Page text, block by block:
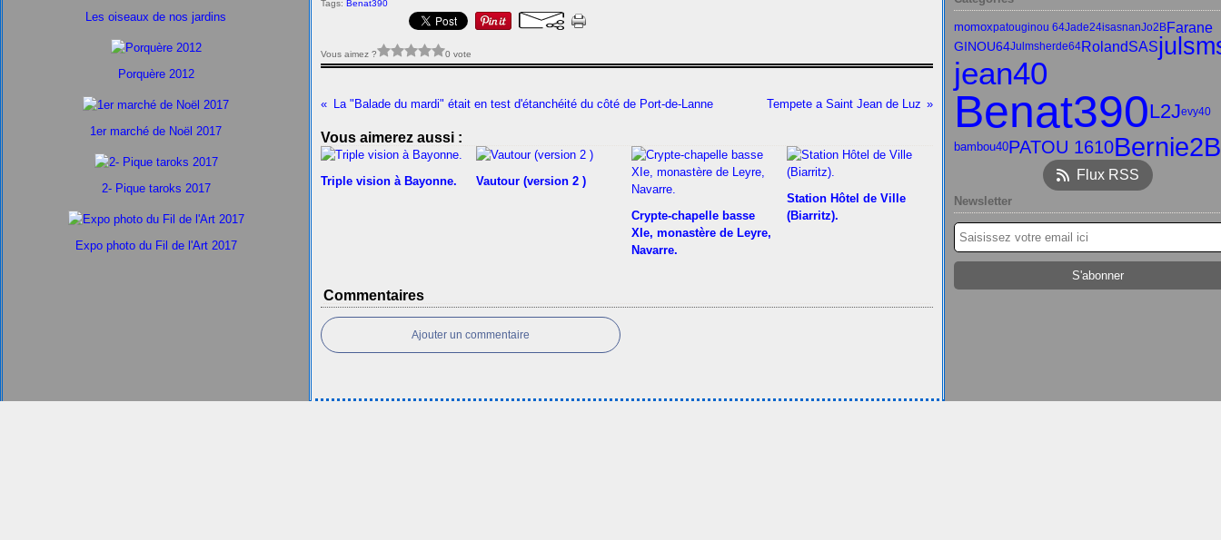
Les oiseaux de nos jardins
Porquère 2012
1er marché de Noël 2017
2- Pique taroks 2017
Expo photo du Fil de l'Art 2017
Tags: Benat390
Vous aimez ? 0 vote
La "Balade du mardi" était en test d'étanchéité du côté de Port-de-Lanne Tempete a Saint Jean de Luz
Vous aimerez aussi :
Triple vision à Bayonne. Vautour (version 2 )
Crypte-chapelle basse
XIe, monastère de Leyre,
Navarre.
Station Hôtel de Ville
(Biarritz).
Commentaires
Ajouter un commentaire
momoxpatouginou 64Jade24isasnanJo2BFarane
GINOU64Julmsherde64RolandSAS
jean40
Benat390L2Jevy40
bambou40PATOU 1610Bernie2B
Flux RSS
Newsletter